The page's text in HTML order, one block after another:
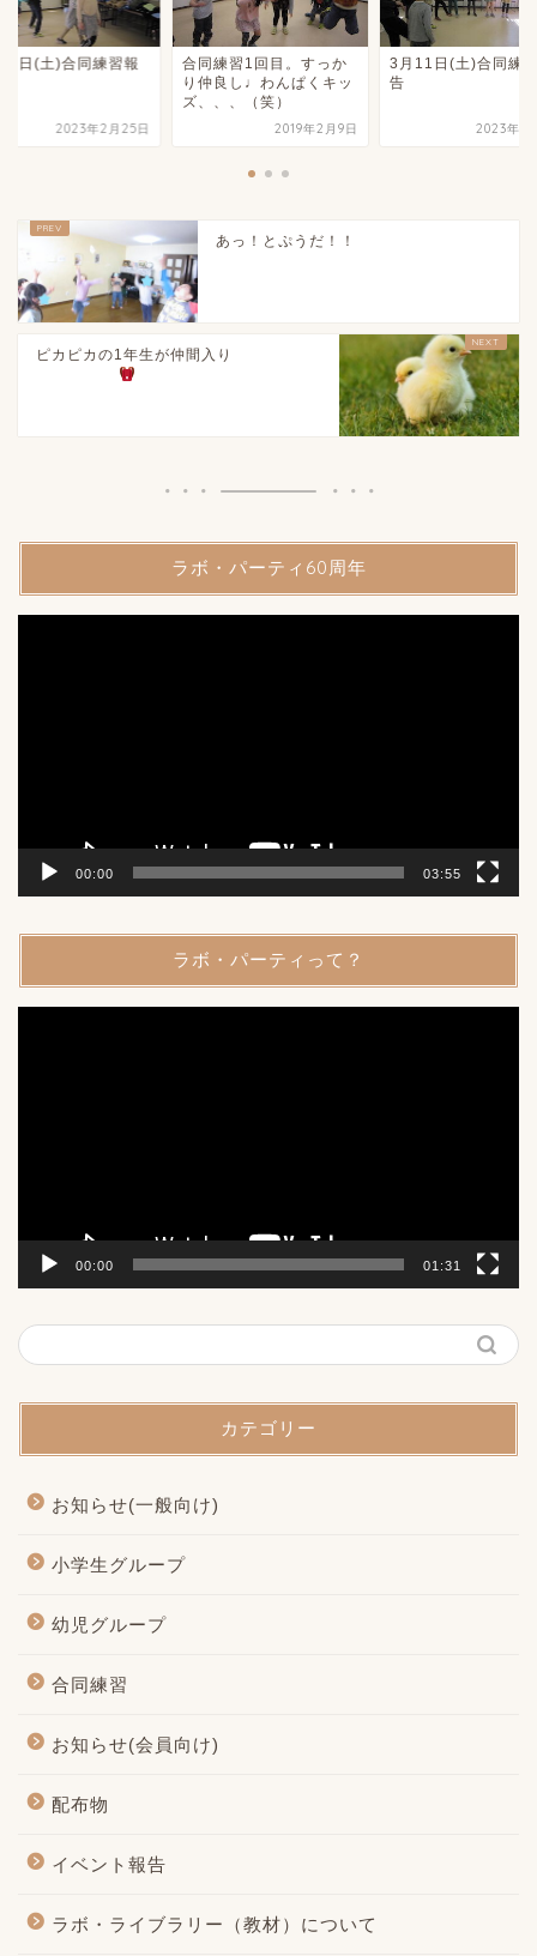
日(土)合同練習報
2023年2月25日
合同練習1回目。すっか
り仲良し♩わんぱくキッ
ズ、、、（笑）
2019年2月9日
3月11日(土)合同練
告
2023年3
あっ！とぷうだ！！
ピカピカの1年生が仲間入り
ラボ・パーティ60周年
00:00 03:55
ラボ・パーティって？
00:00 01:31
カテゴリー
お知らせ(一般向け)
小学生グループ
幼児グループ
合同練習
お知らせ(会員向け)
配布物
イベント報告
ラボ・ライブラリー（教材）について